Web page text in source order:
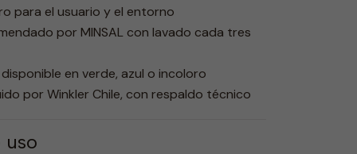
para el usuario y el entorno
por MINSAL con lavado cada tres
disponible en verde, azul o incoloro
por Winkler Chile, con respaldo técnico
uso